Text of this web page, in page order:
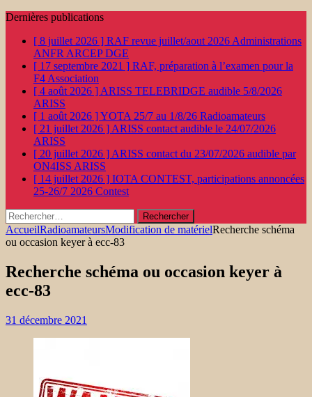
Dernières publications
[ 8 juillet 2026 ] RAF revue juillet/aout 2026 Administrations
ANFR ARCEP DGE
[ 17 septembre 2021 ] RAF, préparation à l’examen pour la
F4 Association
[ 4 août 2026 ] ARISS TELEBRIDGE audible 5/8/2026
ARISS
[ 1 août 2026 ]YOTA 25/7 au 1/8/26 Radioamateurs
[ 21 juillet 2026 ] ARISS contact audible le 24/07/2026
ARISS
[ 20 juillet 2026 ] ARISS contact du 23/07/2026 audible par
ON4ISS ARISS
[ 14 juillet 2026 ] IOTA CONTEST, participations annoncées
25-26/7 2026 Contest
Rechercher :
AccueilRadioamateursModification de matérielRecherche schéma
ou occasion keyer à ecc-83
Recherche schéma ou occasion keyer à
ecc-83
31 décembre 2021